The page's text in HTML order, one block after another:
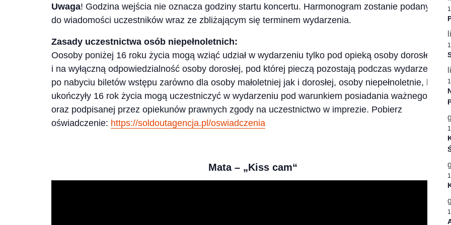
Uwaga! Godzina wejścia nie oznacza godziny startu koncertu. Harmonogram zostanie podany
do wiadomości uczestników wraz ze zbliżającym się terminem wydarzenia.
Zasady uczestnictwa osób niepełnoletnich:
Oosoby poniżej 16 roku życia mogą wziąć udział w wydarzeniu tylko pod opieką osoby dorosłej
i na wyłączną odpowiedzialność osoby dorosłej, pod której pieczą pozostają podczas wydarzenia,
po nabyciu biletów wstępu zarówno dla osoby małoletniej jak i dorosłej, osoby niepełnoletnie, które
ukończyły 16 rok życia mogą uczestniczyć w wydarzeniu pod warunkiem posiadania ważnego biletu
oraz podpisanej przez opiekunów prawnych zgody na uczestnictwo w imprezie. Pobierz
oświadczenie: https://soldoutagencja.pl/oswiadczenia
Mata – „Kiss cam“